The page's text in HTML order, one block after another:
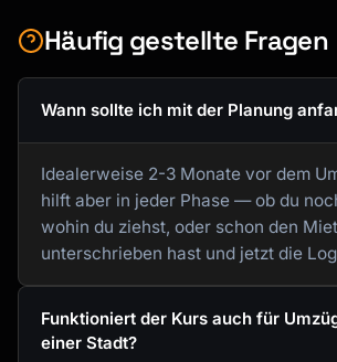
Häufig gestellte Fragen
Wann sollte ich mit der Planung
Idealerweise 2-3 Monate vor dem
hilft aber in jeder Phase — ob du
wohin du ziehst, oder schon den
unterschrieben hast und jetzt die
Funktioniert der Kurs auch für
einer Stadt?